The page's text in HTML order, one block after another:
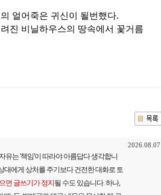
얼어죽은 귀신이 될번했다.
진 비닐하우스의 땅속에서 꽃거름
유는 '책임'이 따라야 아름답다 생각합니
대에게 상처를 주기보다 건전한 대화로 토
면 글쓰기가 정지 될 수도 있습니다. 하나,
2026.08.07